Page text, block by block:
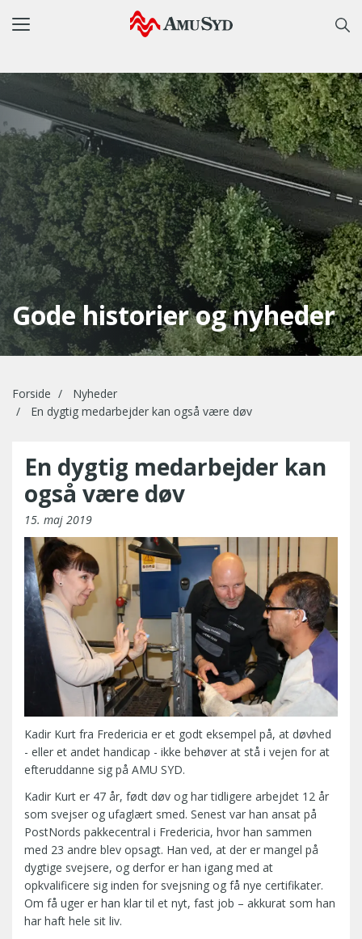
Toggle
Gode historier og nyheder
Forside
Nyheder
En dygtig medarbejder kan også være døv
En dygtig medarbejder kan
også være døv
15. maj 2019
Kadir Kurt fra Fredericia er et godt eksempel på, at døvhed
- eller et andet handicap - ikke behøver at stå i vejen for at
efteruddanne sig på AMU SYD.
Kadir Kurt er 47 år, født døv og har tidligere arbejdet 12 år
som svejser og ufaglært smed. Senest var han ansat på
PostNords pakkecentral i Fredericia, hvor han sammen
med 23 andre blev opsagt. Han ved, at der er mangel på
dygtige svejsere, og derfor er han igang med at
opkvalificere sig inden for svejsning og få nye certifikater.
Om få uger er han klar til et nyt, fast job – akkurat som han
har haft hele sit liv.